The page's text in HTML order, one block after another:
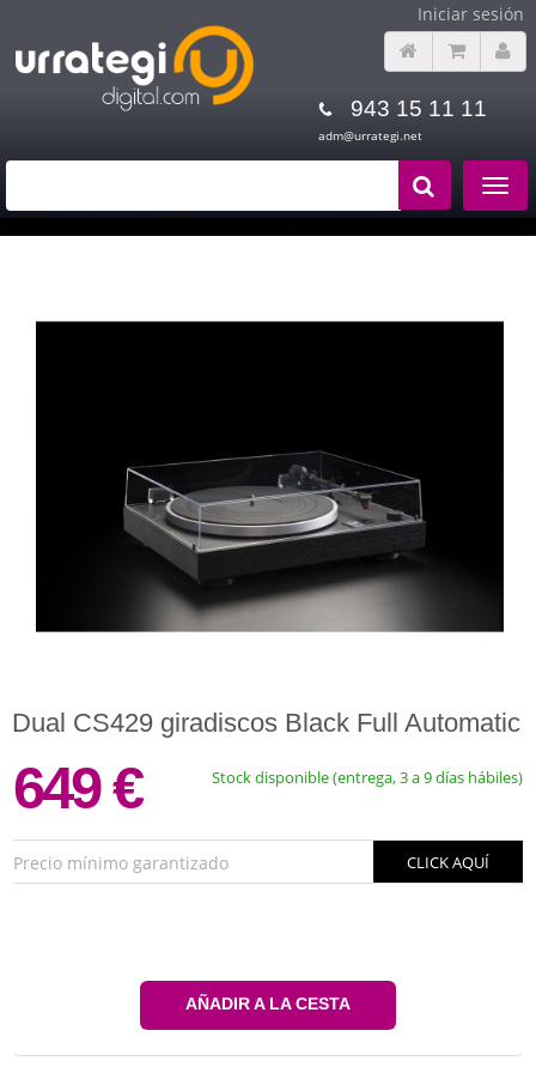
Iniciar sesión
943 15 11 11
adm@urrategi.net
Toggle
Dual CS429 giradiscos Black Full Automatic
649 € Stock disponible (entrega, 3 a 9 días hábiles)
Precio mínimo garantizado CLICK AQUÍ
AÑADIR A LA CESTA